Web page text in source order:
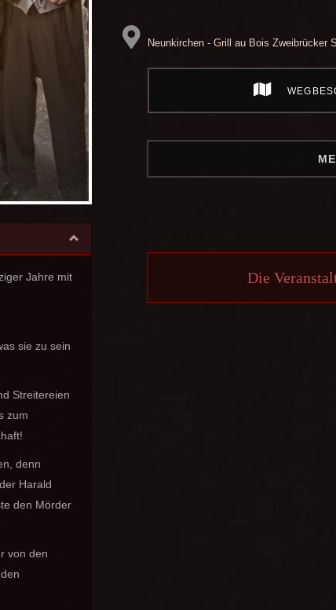
Jahre mit
sie zu sein
Streitereien
zum
denn
Harald
den Mörder
von den
Neunkirchen - Grill au Bois Zweibrücker
Die